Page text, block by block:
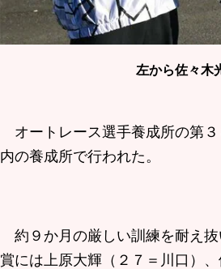
左から佐々木
オートレース選手養成所の第３
内の養成所で行われた。
約９か月の厳しい訓練を耐え
賞には上原大輝（２７＝川口）